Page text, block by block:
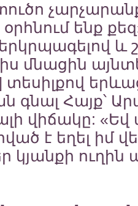
ենք
և
մնացին
գնալ Հայք՝
վիճակը: «Եվ
է եղել իմ
կյանքի